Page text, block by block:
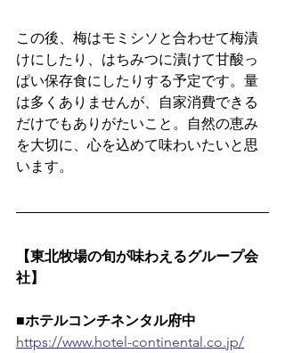
この後、梅はモミシソと合わせて梅漬
けにしたり、はちみつに漬けて甘酸っ
ぱい保存食にしたりする予定です。量
は多くありませんが、自家消費できる
だけでもありがたいこと。自然の恵み
を大切に、心を込めて味わいたいと思
います。
【東北牧場の旬が味わえるグループ会
社】
■ホテルコンチネンタル府中
https://www.hotel-continental.co.jp/